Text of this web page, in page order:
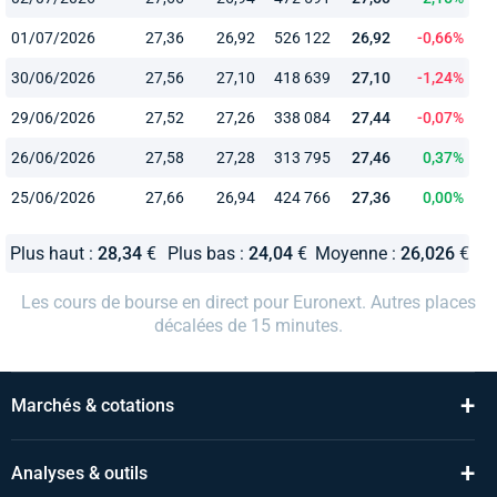
01/07/2026 27,36 26,92 526 122 26,92 -0,66%
30/06/2026 27,56 27,10 418 639 27,10 -1,24%
29/06/2026 27,52 27,26 338 084 27,44 -0,07%
26/06/2026 27,58 27,28 313 795 27,46 0,37%
25/06/2026 27,66 26,94 424 766 27,36 0,00%
Plus haut : 28,34€ Plus bas : 24,04€ Moyenne : 26,026€
Les cours de bourse en direct pour Euronext. Autres places
décalées de 15 minutes.
Marchés & cotations +
Analyses & outils +